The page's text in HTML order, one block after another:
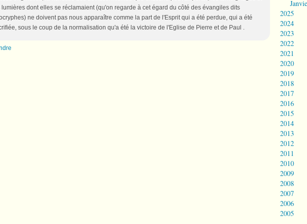
lumières dont elles se réclamaient (qu'on regarde à cet égard du côté des évangiles dits
ne doivent pas nous apparaître comme la part de l'Esprit qui a été perdue, qui a été
sous le coup de la normalisation qu'a été la victoire de l'Eglise de Pierre et de Paul .
2025
2024
2023
2022
2021
2020
2019
2018
2017
2016
2015
2014
2013
2012
2011
2010
2009
2008
2007
2006
2005